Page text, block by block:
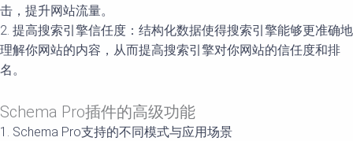
击，提升网站流量。
2. 提高搜索引擎信任度：结构化数据使得搜索引擎能够更准确地
理解你网站的内容，从而提高搜索引擎对你网站的信任度和排
名。
Schema Pro插件的高级功能
1. Schema Pro支持的不同模式与应用场景